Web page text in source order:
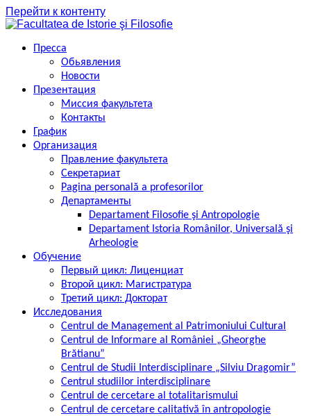
Перейти к контенту
Пресса
Обьявления
Новости
Презентация
Миссия факультета
Контакты
График
Организация
Правление факультета
Секретариат
Pagina personală a profesorilor
Департаменты
Departament Filosofie şi Antropologie
Departament Istoria Românilor, Universală şi
Arheologie
Обучение
Первый цикл: Лиценциат
Второй цикл: Магистратура
Третий цикл: Докторат
Исследования
Centrul de Management al Patrimoniului Cultural
Centrul de Informare al României „Gheorghe
Brătianu”
Centrul de Studii Interdisciplinare „Silviu Dragomir”
Centrul studiilor interdisciplinare
Centrul de cercetare al totalitarismului
Centrul de cercetare calitativă în antropologie